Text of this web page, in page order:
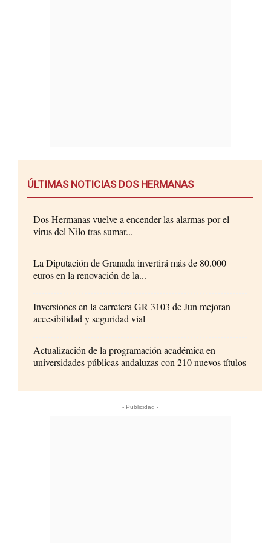
ÚLTIMAS NOTICIAS DOS HERMANAS
Dos Hermanas vuelve a encender las alarmas por el
virus del Nilo tras sumar...
La Diputación de Granada invertirá más de 80.000
euros en la renovación de la...
Inversiones en la carretera GR-3103 de Jun mejoran
accesibilidad y seguridad vial
Actualización de la programación académica en
universidades públicas andaluzas con 210 nuevos títulos
- Publicidad -